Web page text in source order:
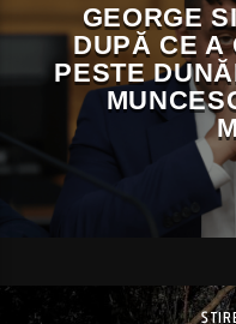
GEORGE
DUPĂ CE A
PESTE